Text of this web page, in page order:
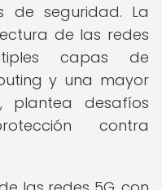
de seguridad. La
de las redes
capas de
y una mayor
plantea desafíos
contra